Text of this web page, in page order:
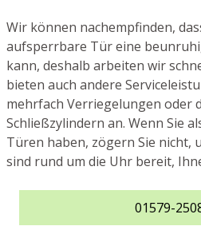
Wir können nachempfinden,
aufsperrbare Tür eine
kann, deshalb arbeiten wir
bieten auch andere
mehrfach Verriegelungen oder
Schließzylindern an. Wenn Sie
Türen haben, zögern Sie nicht,
sind rund um die Uhr bereit,
01579-